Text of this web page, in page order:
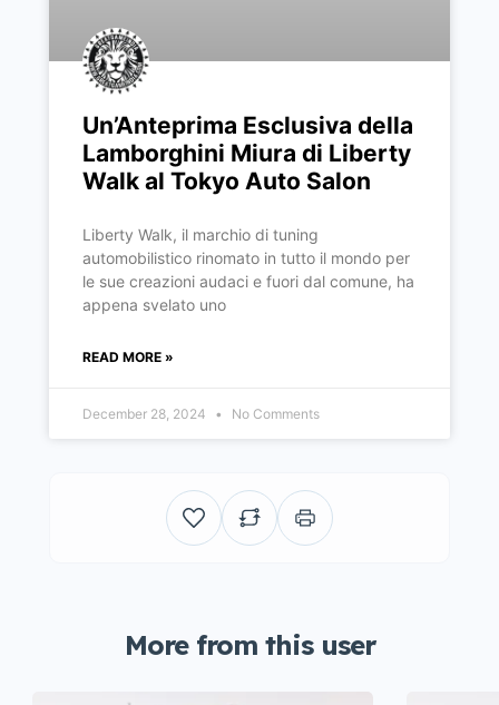
Un’Anteprima Esclusiva della
Lamborghini Miura di Liberty
Walk al Tokyo Auto Salon
Liberty Walk, il marchio di tuning
automobilistico rinomato in tutto il mondo per
le sue creazioni audaci e fuori dal comune, ha
appena svelato uno
READ MORE »
December 28, 2024 No Comments
More from this user